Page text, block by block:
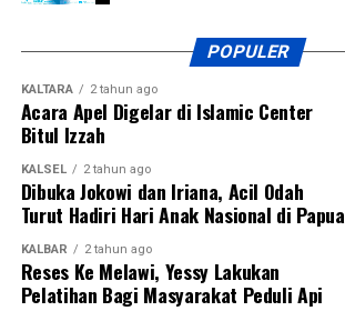
POPULER
KALTARA 2 tahun ago
Acara Apel Digelar di Islamic Center
Bitul Izzah
KALSEL 2 tahun ago
Dibuka Jokowi dan Iriana, Acil Odah
Turut Hadiri Hari Anak Nasional di Papua
KALBAR 2 tahun ago
Reses Ke Melawi, Yessy Lakukan
Pelatihan Bagi Masyarakat Peduli Api